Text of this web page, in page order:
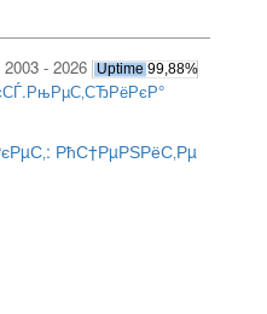
- 2026